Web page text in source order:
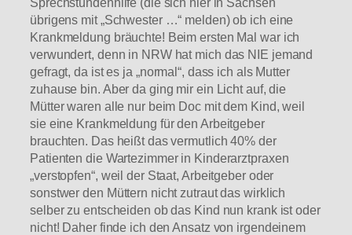
übrigens mit „Schwester …“ melden) ob ich eine
Krankmeldung bräuchte! Beim ersten Mal war ich
verwundert, denn in NRW hat mich das NIE jemand
gefragt, da ist es ja „normal“, dass ich als Mutter
zuhause bin. Aber da ging mir ein Licht auf, die
Mütter waren alle nur beim Doc mit dem Kind, weil
sie eine Krankmeldung für den Arbeitgeber
brauchten. Das heißt das vermutlich 40% der
Patienten die Wartezimmer in Kinderarztpraxen
„verstopfen“, weil der Staat, Arbeitgeber oder
sonstwer den Müttern nicht zutraut das wirklich
selber zu entscheiden ob das Kind nun krank ist oder
nicht! Daher finde ich den Ansatz von irgendeinem